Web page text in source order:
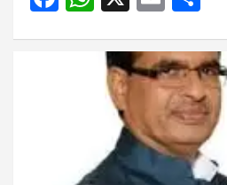
at
s
A
p
ail ar
e